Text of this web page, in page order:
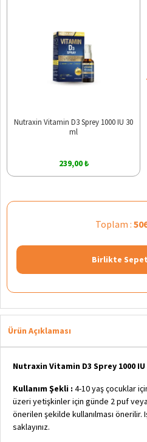
Nutraxin Vitamin D3 Sprey 1000 IU 30
ml
239,00 ₺
Toplam :
Birlikte
Ürün Açıklaması
Nutraxin Vitamin D3 Sprey 1000 IU
Kullanım Şekli : 4-10 yaş çocuklar
üzeri yetişkinler için günde 2 puf veya
önerilen şekilde kullanılması önerilir.
saklayınız.